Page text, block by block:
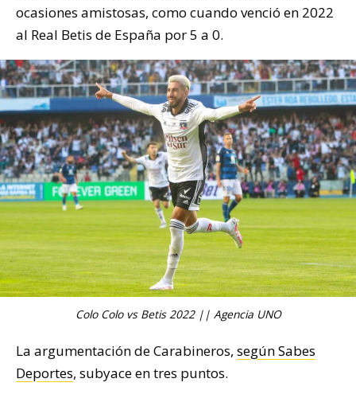
ocasiones amistosas, como cuando venció en 2022
al Real Betis de España por 5 a 0.
Colo Colo vs Betis 2022 || Agencia UNO
La argumentación de Carabineros, según Sabes
Deportes, subyace en tres puntos.